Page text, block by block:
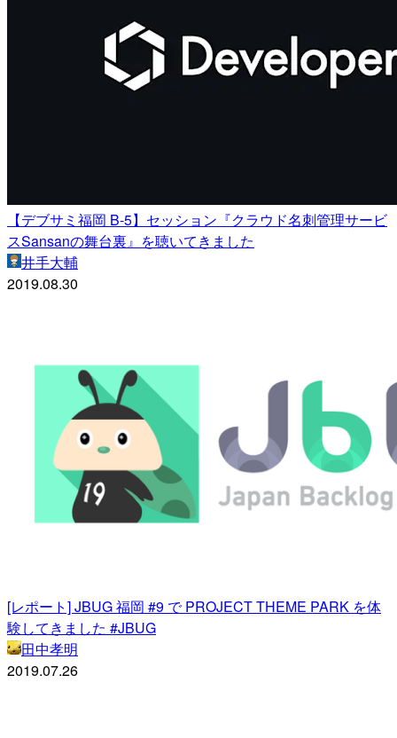
【デブサミ福岡 B-5】セッション『クラウド名刺管理サービ
スSansanの舞台裏』を聴いてきました
井手大輔
2019.08.30
[レポート] JBUG 福岡 #9 で PROJECT THEME PARK を体
験してきました #JBUG
田中孝明
2019.07.26